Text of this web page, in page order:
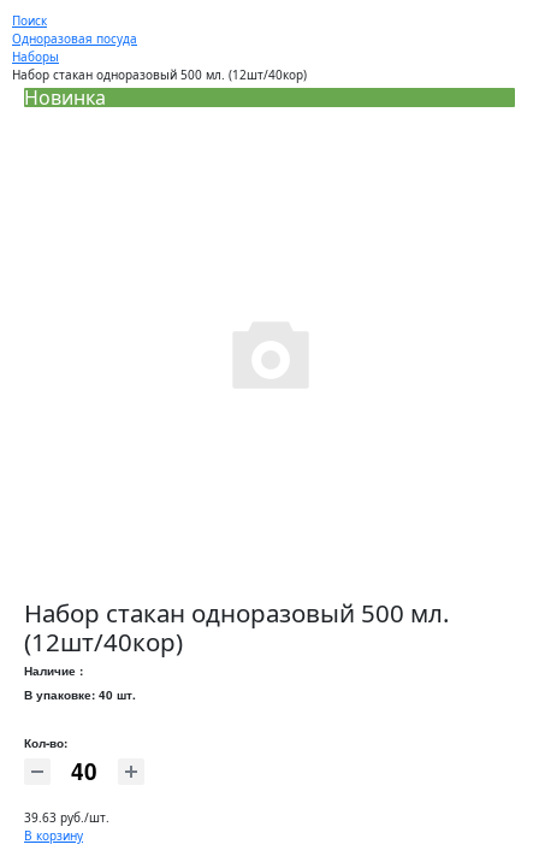
Поиск
Одноразовая посуда
Наборы
Набор стакан одноразовый 500 мл. (12шт/40кор)
Новинка
Набор стакан одноразовый 500 мл.
(12шт/40кор)
Наличие :
В упаковке: 40 шт.
Кол-во:
39.63 руб./шт.
В корзину